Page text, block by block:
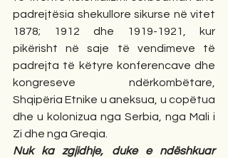
padrejtësia shekullore sikurse në vitet
1878; 1912 dhe 1919-1921, kur
pikërisht në saje të vendimeve të
padrejta të këtyre konferencave dhe
kongreseve ndërkombëtare,
Shqipëria Etnike u aneksua, u copëtua
dhe u kolonizua nga Serbia, nga Mali i
Zi dhe nga Greqia.
Nuk ka zgjidhje, duke e ndëshkuar